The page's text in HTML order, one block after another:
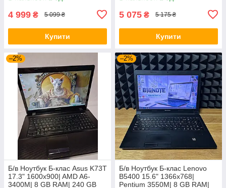
4 999 ₴ 5 099 ₴
Купити
5 075 ₴ 5 175 ₴
Купити
–2%
Б/в Ноутбук Б-клас Asus K73T
17.3" 1600x900| AMD A6-
3400M| 8 GB RAM| 240 GB
–2%
Б/в Ноутбук Б-клас Lenovo
B5400 15.6" 1366x768|
Pentium 3550M| 8 GB RAM|